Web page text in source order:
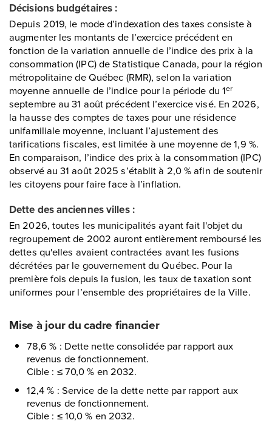
Décisions budgétaires :
Depuis 2019, le mode d’indexation des taxes consiste à
augmenter les montants de l’exercice précédent en
fonction de la variation annuelle de l’indice des prix à la
consommation (IPC) de Statistique Canada, pour la région
métropolitaine de Québec (RMR), selon la variation
moyenne annuelle de l’indice pour la période du 1er
septembre au 31 août précédent l’exercice visé. En 2026,
la hausse des comptes de taxes pour une résidence
unifamiliale moyenne, incluant l’ajustement des
tarifications fiscales, est limitée à une moyenne de 1,9 %.
En comparaison, l’indice des prix à la consommation (IPC)
observé au 31 août 2025 s’établit à 2,0 % afin de soutenir
les citoyens pour faire face à l’inflation.
Dette des anciennes villes :
En 2026, toutes les municipalités ayant fait l'objet du
regroupement de 2002 auront entièrement remboursé les
dettes qu'elles avaient contractées avant les fusions
décrétées par le gouvernement du Québec. Pour la
première fois depuis la fusion, les taux de taxation sont
uniformes pour l’ensemble des propriétaires de la Ville.
Mise à jour du cadre financier
78,6 % : Dette nette consolidée par rapport aux
revenus de fonctionnement.
Cible : ≤ 70,0 % en 2032.
12,4 % : Service de la dette nette par rapport aux
revenus de fonctionnement.
Cible : ≤ 10,0 % en 2032.